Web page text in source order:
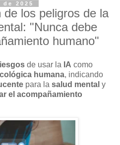
2025
los peligros de la
"Nunca debe
humano"
de usar la IA como
humana, indicando
para la salud mental y
el acompañamiento